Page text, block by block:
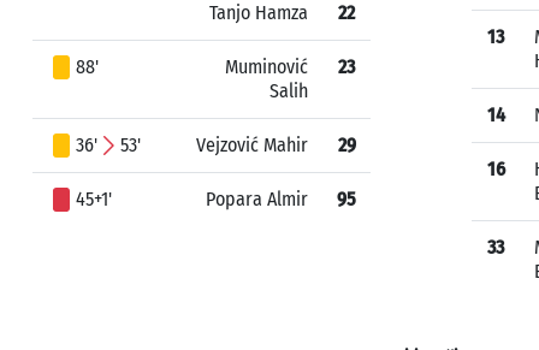
Tanjo Hamza 22
88'
Muminović
Salih
23
36' 53' Vejzović Mahir 29
45+1' Popara Almir 95
13
14
16
33